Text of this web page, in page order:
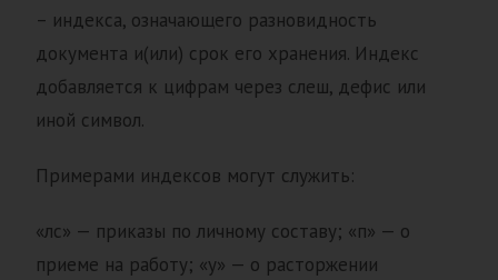
– индекса, означающего разновидность
документа и(или) срок его хранения. Индекс
добавляется к цифрам через слеш, дефис или
иной символ.
Примерами индексов могут служить:
«лс» — приказы по личному составу; «п» — о
приеме на работу; «у» — о расторжении